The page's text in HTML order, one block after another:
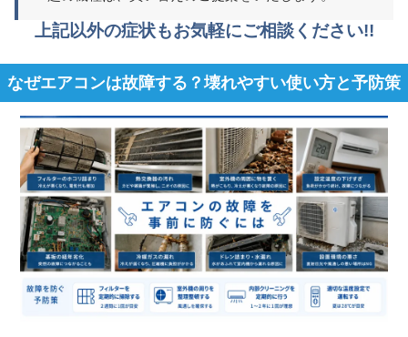
上記以外の症状もお気軽にご相談ください!!
なぜエアコンは故障する？壊れやすい使い方と予防策